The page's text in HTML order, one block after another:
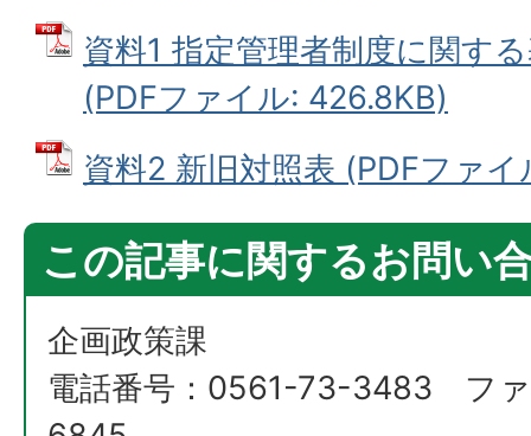
資料1 指定管理者制度に関す
(PDFファイル: 426.8KB)
資料2 新旧対照表 (PDFファ
この記事に関するお問い
企画政策課
電話番号：0561-73-3483 フ